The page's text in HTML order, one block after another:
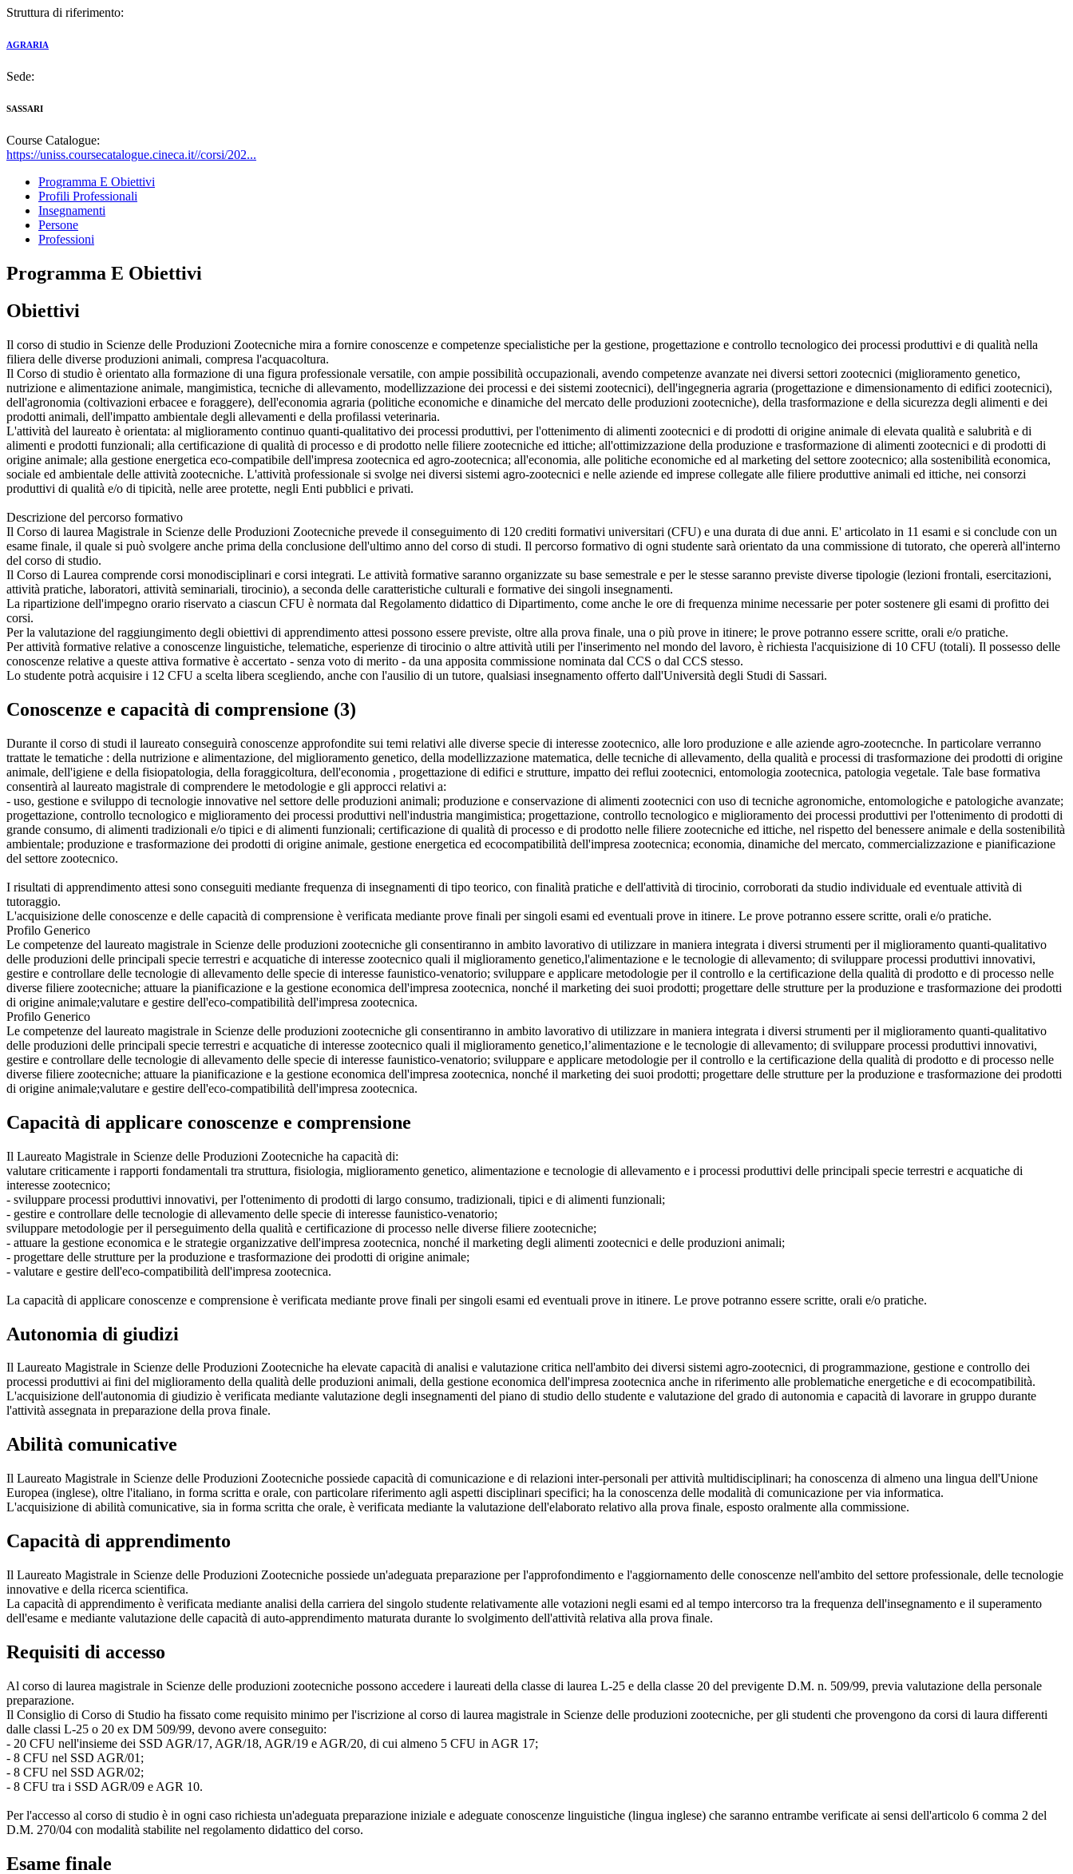
Struttura di riferimento:
AGRARIA
Sede:
SASSARI
Course Catalogue:
https://uniss.coursecatalogue.cineca.it//corsi/202...
Programma E Obiettivi
Profili Professionali
Insegnamenti
Persone
Professioni
Programma E Obiettivi
Obiettivi
Il corso di studio in Scienze delle Produzioni Zootecniche mira a fornire conoscenze e competenze specialistiche per la gestione, progettazione e controllo tecnologico dei processi produttivi e di qualità nella
filiera delle diverse produzioni animali, compresa l'acquacoltura.
Il Corso di studio è orientato alla formazione di una figura professionale versatile, con ampie possibilità occupazionali, avendo competenze avanzate nei diversi settori zootecnici (miglioramento genetico,
nutrizione e alimentazione animale, mangimistica, tecniche di allevamento, modellizzazione dei processi e dei sistemi zootecnici), dell'ingegneria agraria (progettazione e dimensionamento di edifici zootecnici),
dell'agronomia (coltivazioni erbacee e foraggere), dell'economia agraria (politiche economiche e dinamiche del mercato delle produzioni zootecniche), della trasformazione e della sicurezza degli alimenti e dei
prodotti animali, dell'impatto ambientale degli allevamenti e della profilassi veterinaria.
L'attività del laureato è orientata: al miglioramento continuo quanti-qualitativo dei processi produttivi, per l'ottenimento di alimenti zootecnici e di prodotti di origine animale di elevata qualità e salubrità e di
alimenti e prodotti funzionali; alla certificazione di qualità di processo e di prodotto nelle filiere zootecniche ed ittiche; all'ottimizzazione della produzione e trasformazione di alimenti zootecnici e di prodotti di
origine animale; alla gestione energetica eco-compatibile dell'impresa zootecnica ed agro-zootecnica; all'economia, alle politiche economiche ed al marketing del settore zootecnico; alla sostenibilità economica,
sociale ed ambientale delle attività zootecniche. L'attività professionale si svolge nei diversi sistemi agro-zootecnici e nelle aziende ed imprese collegate alle filiere produttive animali ed ittiche, nei consorzi
produttivi di qualità e/o di tipicità, nelle aree protette, negli Enti pubblici e privati.
Descrizione del percorso formativo
Il Corso di laurea Magistrale in Scienze delle Produzioni Zootecniche prevede il conseguimento di 120 crediti formativi universitari (CFU) e una durata di due anni. E' articolato in 11 esami e si conclude con un
esame finale, il quale si può svolgere anche prima della conclusione dell'ultimo anno del corso di studi. Il percorso formativo di ogni studente sarà orientato da una commissione di tutorato, che opererà all'interno
del corso di studio.
Il Corso di Laurea comprende corsi monodisciplinari e corsi integrati. Le attività formative saranno organizzate su base semestrale e per le stesse saranno previste diverse tipologie (lezioni frontali, esercitazioni,
attività pratiche, laboratori, attività seminariali, tirocinio), a seconda delle caratteristiche culturali e formative dei singoli insegnamenti.
La ripartizione dell'impegno orario riservato a ciascun CFU è normata dal Regolamento didattico di Dipartimento, come anche le ore di frequenza minime necessarie per poter sostenere gli esami di profitto dei
corsi.
Per la valutazione del raggiungimento degli obiettivi di apprendimento attesi possono essere previste, oltre alla prova finale, una o più prove in itinere; le prove potranno essere scritte, orali e/o pratiche.
Per attività formative relative a conoscenze linguistiche, telematiche, esperienze di tirocinio o altre attività utili per l'inserimento nel mondo del lavoro, è richiesta l'acquisizione di 10 CFU (totali). Il possesso delle
conoscenze relative a queste attiva formative è accertato - senza voto di merito - da una apposita commissione nominata dal CCS o dal CCS stesso.
Lo studente potrà acquisire i 12 CFU a scelta libera scegliendo, anche con l'ausilio di un tutore, qualsiasi insegnamento offerto dall'Università degli Studi di Sassari.
Conoscenze e capacità di comprensione (3)
Durante il corso di studi il laureato conseguirà conoscenze approfondite sui temi relativi alle diverse specie di interesse zootecnico, alle loro produzione e alle aziende agro-zootecnche. In particolare verranno
trattate le tematiche : della nutrizione e alimentazione, del miglioramento genetico, della modellizzazione matematica, delle tecniche di allevamento, della qualità e processi di trasformazione dei prodotti di origine
animale, dell'igiene e della fisiopatologia, della foraggicoltura, dell'economia , progettazione di edifici e strutture, impatto dei reflui zootecnici, entomologia zootecnica, patologia vegetale. Tale base formativa
consentirà al laureato magistrale di comprendere le metodologie e gli approcci relativi a:
- uso, gestione e sviluppo di tecnologie innovative nel settore delle produzioni animali; produzione e conservazione di alimenti zootecnici con uso di tecniche agronomiche, entomologiche e patologiche avanzate;
progettazione, controllo tecnologico e miglioramento dei processi produttivi nell'industria mangimistica; progettazione, controllo tecnologico e miglioramento dei processi produttivi per l'ottenimento di prodotti di
grande consumo, di alimenti tradizionali e/o tipici e di alimenti funzionali; certificazione di qualità di processo e di prodotto nelle filiere zootecniche ed ittiche, nel rispetto del benessere animale e della sostenibilità
ambientale; produzione e trasformazione dei prodotti di origine animale, gestione energetica ed ecocompatibilità dell'impresa zootecnica; economia, dinamiche del mercato, commercializzazione e pianificazione
del settore zootecnico.
I risultati di apprendimento attesi sono conseguiti mediante frequenza di insegnamenti di tipo teorico, con finalità pratiche e dell'attività di tirocinio, corroborati da studio individuale ed eventuale attività di
tutoraggio.
L'acquisizione delle conoscenze e delle capacità di comprensione è verificata mediante prove finali per singoli esami ed eventuali prove in itinere. Le prove potranno essere scritte, orali e/o pratiche.
Profilo Generico
Le competenze del laureato magistrale in Scienze delle produzioni zootecniche gli consentiranno in ambito lavorativo di utilizzare in maniera integrata i diversi strumenti per il miglioramento quanti-qualitativo
delle produzioni delle principali specie terrestri e acquatiche di interesse zootecnico quali il miglioramento genetico,l'alimentazione e le tecnologie di allevamento; di sviluppare processi produttivi innovativi,
gestire e controllare delle tecnologie di allevamento delle specie di interesse faunistico-venatorio; sviluppare e applicare metodologie per il controllo e la certificazione della qualità di prodotto e di processo nelle
diverse filiere zootecniche; attuare la pianificazione e la gestione economica dell'impresa zootecnica, nonché il marketing dei suoi prodotti; progettare delle strutture per la produzione e trasformazione dei prodotti
di origine animale;valutare e gestire dell'eco-compatibilità dell'impresa zootecnica.
Profilo Generico
Le competenze del laureato magistrale in Scienze delle produzioni zootecniche gli consentiranno in ambito lavorativo di utilizzare in maniera integrata i diversi strumenti per il miglioramento quanti-qualitativo
delle produzioni delle principali specie terrestri e acquatiche di interesse zootecnico quali il miglioramento genetico,l’alimentazione e le tecnologie di allevamento; di sviluppare processi produttivi innovativi,
gestire e controllare delle tecnologie di allevamento delle specie di interesse faunistico-venatorio; sviluppare e applicare metodologie per il controllo e la certificazione della qualità di prodotto e di processo nelle
diverse filiere zootecniche; attuare la pianificazione e la gestione economica dell'impresa zootecnica, nonché il marketing dei suoi prodotti; progettare delle strutture per la produzione e trasformazione dei prodotti
di origine animale;valutare e gestire dell'eco-compatibilità dell'impresa zootecnica.
Capacità di applicare conoscenze e comprensione
Il Laureato Magistrale in Scienze delle Produzioni Zootecniche ha capacità di:
valutare criticamente i rapporti fondamentali tra struttura, fisiologia, miglioramento genetico, alimentazione e tecnologie di allevamento e i processi produttivi delle principali specie terrestri e acquatiche di
interesse zootecnico;
- sviluppare processi produttivi innovativi, per l'ottenimento di prodotti di largo consumo, tradizionali, tipici e di alimenti funzionali;
- gestire e controllare delle tecnologie di allevamento delle specie di interesse faunistico-venatorio;
sviluppare metodologie per il perseguimento della qualità e certificazione di processo nelle diverse filiere zootecniche;
- attuare la gestione economica e le strategie organizzative dell'impresa zootecnica, nonché il marketing degli alimenti zootecnici e delle produzioni animali;
- progettare delle strutture per la produzione e trasformazione dei prodotti di origine animale;
- valutare e gestire dell'eco-compatibilità dell'impresa zootecnica.
La capacità di applicare conoscenze e comprensione è verificata mediante prove finali per singoli esami ed eventuali prove in itinere. Le prove potranno essere scritte, orali e/o pratiche.
Autonomia di giudizi
Il Laureato Magistrale in Scienze delle Produzioni Zootecniche ha elevate capacità di analisi e valutazione critica nell'ambito dei diversi sistemi agro-zootecnici, di programmazione, gestione e controllo dei
processi produttivi ai fini del miglioramento della qualità delle produzioni animali, della gestione economica dell'impresa zootecnica anche in riferimento alle problematiche energetiche e di ecocompatibilità.
L'acquisizione dell'autonomia di giudizio è verificata mediante valutazione degli insegnamenti del piano di studio dello studente e valutazione del grado di autonomia e capacità di lavorare in gruppo durante
l'attività assegnata in preparazione della prova finale.
Abilità comunicative
Il Laureato Magistrale in Scienze delle Produzioni Zootecniche possiede capacità di comunicazione e di relazioni inter-personali per attività multidisciplinari; ha conoscenza di almeno una lingua dell'Unione
Europea (inglese), oltre l'italiano, in forma scritta e orale, con particolare riferimento agli aspetti disciplinari specifici; ha la conoscenza delle modalità di comunicazione per via informatica.
L'acquisizione di abilità comunicative, sia in forma scritta che orale, è verificata mediante la valutazione dell'elaborato relativo alla prova finale, esposto oralmente alla commissione.
Capacità di apprendimento
Il Laureato Magistrale in Scienze delle Produzioni Zootecniche possiede un'adeguata preparazione per l'approfondimento e l'aggiornamento delle conoscenze nell'ambito del settore professionale, delle tecnologie
innovative e della ricerca scientifica.
La capacità di apprendimento è verificata mediante analisi della carriera del singolo studente relativamente alle votazioni negli esami ed al tempo intercorso tra la frequenza dell'insegnamento e il superamento
dell'esame e mediante valutazione delle capacità di auto-apprendimento maturata durante lo svolgimento dell'attività relativa alla prova finale.
Requisiti di accesso
Al corso di laurea magistrale in Scienze delle produzioni zootecniche possono accedere i laureati della classe di laurea L-25 e della classe 20 del previgente D.M. n. 509/99, previa valutazione della personale
preparazione.
Il Consiglio di Corso di Studio ha fissato come requisito minimo per l'iscrizione al corso di laurea magistrale in Scienze delle produzioni zootecniche, per gli studenti che provengono da corsi di laura differenti
dalle classi L-25 o 20 ex DM 509/99, devono avere conseguito:
- 20 CFU nell'insieme dei SSD AGR/17, AGR/18, AGR/19 e AGR/20, di cui almeno 5 CFU in AGR 17;
- 8 CFU nel SSD AGR/01;
- 8 CFU nel SSD AGR/02;
- 8 CFU tra i SSD AGR/09 e AGR 10.
Per l'accesso al corso di studio è in ogni caso richiesta un'adeguata preparazione iniziale e adeguate conoscenze linguistiche (lingua inglese) che saranno entrambe verificate ai sensi dell'articolo 6 comma 2 del
D.M. 270/04 con modalità stabilite nel regolamento didattico del corso.
Esame finale